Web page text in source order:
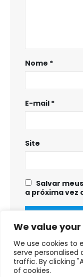
We value
We use cookies to
serve personalised
traffic. By clicking
of cookies.
Nome *
E-mail *
Site
Salvar
a próxima vez
Copyright © 2025 - 2028.